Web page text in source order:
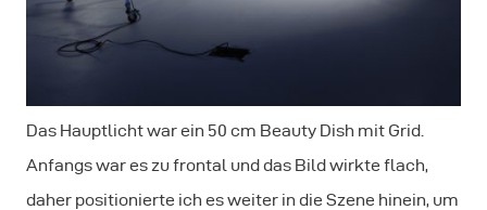
Das Hauptlicht war ein 50 cm Beauty Dish mit Grid.
Anfangs war es zu frontal und das Bild wirkte flach,
daher positionierte ich es weiter in die Szene hinein, um